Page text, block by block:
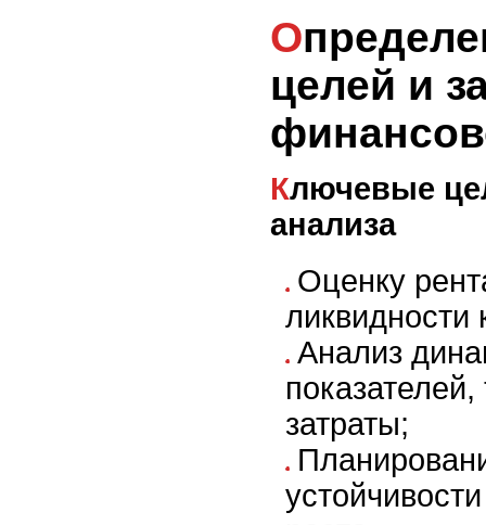
Определение ключевых
целей и
Ключевые цели финансового
анализа
Оценку
ликвидности
Анализ
затраты;